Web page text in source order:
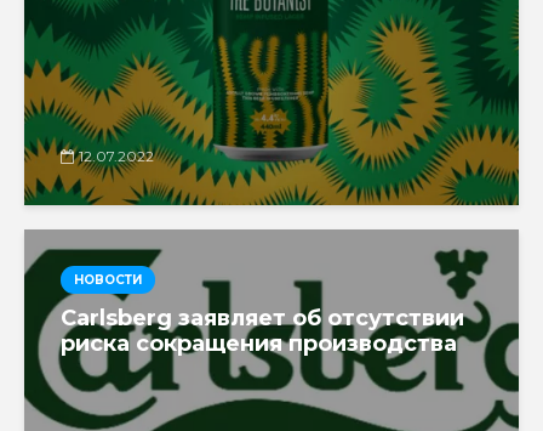
12.07.2022
НОВОСТИ
Carlsberg заявляет об отсутствии
риска сокращения производства